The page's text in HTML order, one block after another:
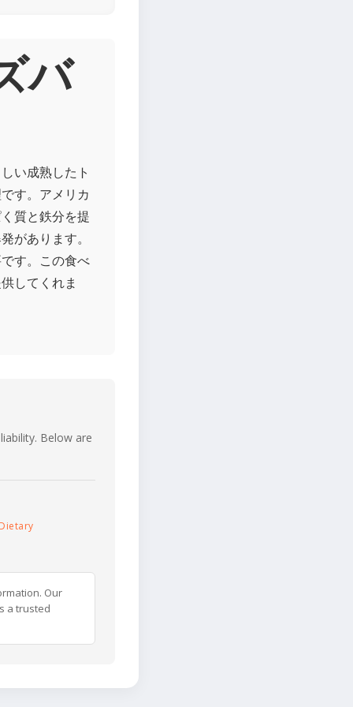
バ
い成熟したト
す。アメリカ
質と鉄分を提
があります。
す。この食べ
してくれま
Below are
Our
a trusted